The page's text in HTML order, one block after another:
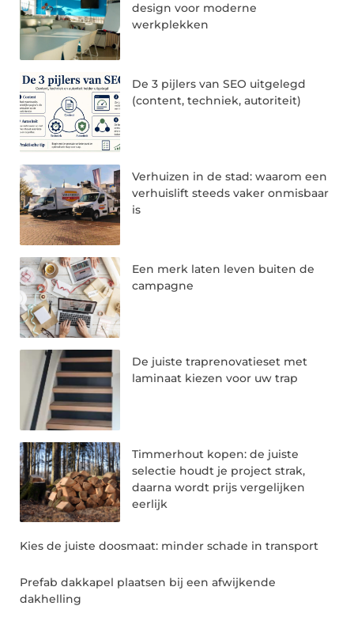
design voor moderne
werkplekken
De 3 pijlers van SEO uitgelegd
(content, techniek, autoriteit)
Verhuizen in de stad: waarom een
verhuislift steeds vaker onmisbaar
is
Een merk laten leven buiten de
campagne
De juiste traprenovatieset met
laminaat kiezen voor uw trap
Timmerhout kopen: de juiste
selectie houdt je project strak,
daarna wordt prijs vergelijken
eerlijk
Kies de juiste doosmaat: minder schade in transport
Prefab dakkapel plaatsen bij een afwijkende
dakhelling